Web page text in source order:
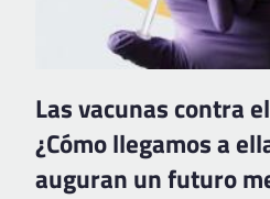
Las vacunas contra
¿Cómo llegamos a
auguran un futuro